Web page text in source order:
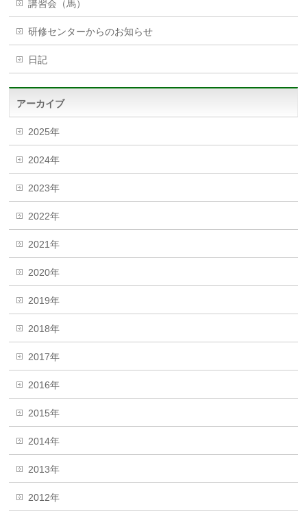
講習会（馬）
研修センターからのお知らせ
日記
アーカイブ
2025年
2024年
2023年
2022年
2021年
2020年
2019年
2018年
2017年
2016年
2015年
2014年
2013年
2012年